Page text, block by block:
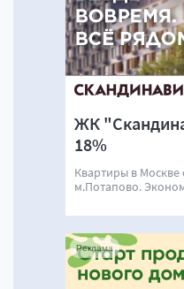
ЖК
18%
Квартиры в Москве
м.Потапово.
Реклама